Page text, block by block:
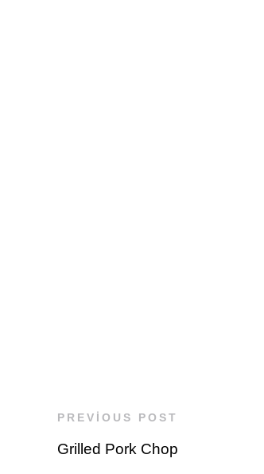
PREVIOUS POST
Grilled Pork Chop